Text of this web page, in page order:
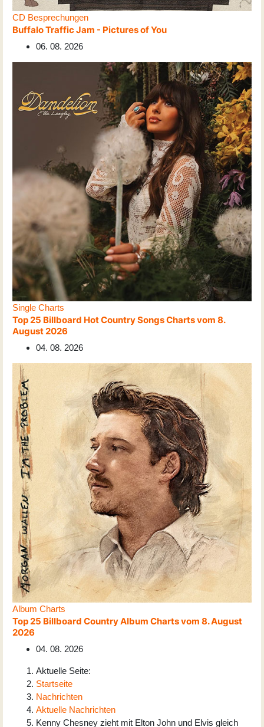
CD Besprechungen
Buffalo Traffic Jam - Pictures of You
06. 08. 2026
Single Charts
Top 25 Billboard Hot Country Songs Charts vom 8.
August 2026
04. 08. 2026
Album Charts
Top 25 Billboard Country Album Charts vom 8. August
2026
04. 08. 2026
Aktuelle Seite:
Startseite
Nachrichten
Aktuelle Nachrichten
Kenny Chesney zieht mit Elton John und Elvis gleich